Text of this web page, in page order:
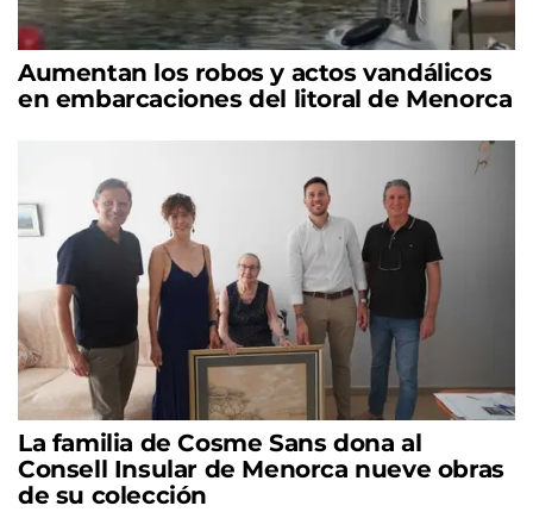
Aumentan los robos y actos vandálicos
en embarcaciones del litoral de Menorca
La familia de Cosme Sans dona al
Consell Insular de Menorca nueve obras
de su colección